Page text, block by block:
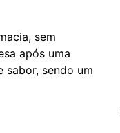
sem
após uma
sabor, sendo um